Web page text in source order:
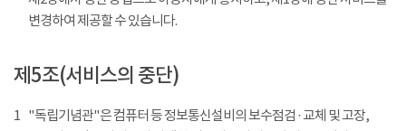
변경하여 제공할 수 있습니다.
제5조(서비스의 중단)
1 "독립기념관"은 컴퓨터 등 정보통신설비의 보수점검 · 교체 및 고장,